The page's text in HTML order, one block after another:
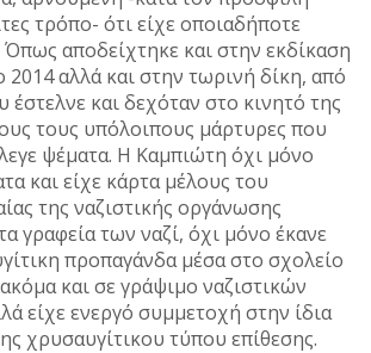
τρόπο- ότι είχε οποιαδήποτε
αποδείχτηκε και στην εκδίκαση
2014 αλλά και στην τωρινή δίκη, από
και δεχόταν στο κινητό της
τους υπόλοιπους μάρτυρες που
ψέματα. Η Καμπιώτη όχι μόνο
και είχε κάρτα μέλους του
της ναζιστικής οργάνωσης
γραφεία των ναζί, όχι μόνο έκανε
προπαγάνδα μέσα στο σχολείο
και σε γράψιμο ναζιστικών
είχε ενεργό συμμετοχή στην ίδια
χρυσαυγίτικου τύπου επίθεσης.